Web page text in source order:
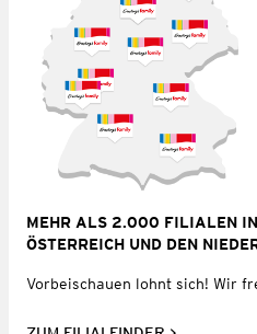
MEHR ALS 2.000 FILIALEN IN
ÖSTERREICH UND DEN
Vorbeischauen lohnt sich! Wir